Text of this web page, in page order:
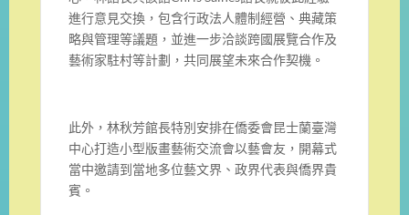
進行意見交換，包含行政法人體制經營、典藏策
略與管理等議題，並進一步洽談跨國展覽合作及
藝術家駐村等計劃，共同展望未來合作契機。
此外，林秋芳館長特別安排在僑委會昆士蘭臺灣
中心打造小型版畫藝術交流會以藝會友，開幕式
當中邀請到當地多位藝文界、政界代表與僑界貴
賓。